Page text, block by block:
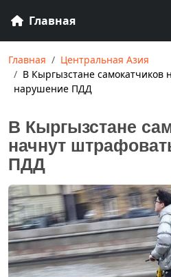
Главная
Главная
Центральная Азия
В Кыргызстане самокатчиков
нарушение ПДД
В Кыргызстане
начнут
ПДД